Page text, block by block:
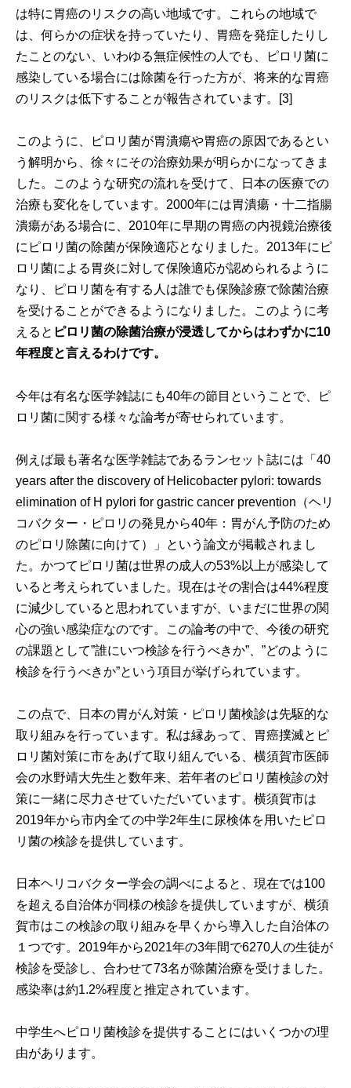
は特に胃癌のリスクの高い地域です。これらの地域で
は、何らかの症状を持っていたり、胃癌を発症したりし
たことのない、いわゆる無症候性の人でも、ピロリ菌に
感染している場合には除菌を行った方が、将来的な胃癌
のリスクは低下することが報告されています。[3]
このように、ピロリ菌が胃潰瘍や胃癌の原因であるとい
う解明から、徐々にその治療効果が明らかになってきま
した。このような研究の流れを受けて、日本の医療での
治療も変化をしています。2000年には胃潰瘍・十二指腸
潰瘍がある場合に、2010年に早期の胃癌の内視鏡治療後
にピロリ菌の除菌が保険適応となりました。2013年にピ
ロリ菌による胃炎に対して保険適応が認められるように
なり、ピロリ菌を有する人は誰でも保険診療で除菌治療
を受けることができるようになりました。このように考
えると ピロリ菌の除菌治療が浸透してからはわずかに10
年程度と言えるわけです。
今年は有名な医学雑誌にも40年の節目ということで、ピ
ロリ菌に関する様々な論考が寄せられています。
例えば最も著名な医学雑誌であるランセット誌には「40
years after the discovery of Helicobacter pylori: towards
elimination of H pylori for gastric cancer prevention（ヘリ
コバクター・ピロリの発見から40年：胃がん予防のため
のピロリ除菌に向けて）」という論文が掲載されまし
た。かつてピロリ菌は世界の成人の53%以上が感染して
いると考えられていました。現在はその割合は44%程度
に減少していると思われていますが、いまだに世界の関
心の強い感染症なのです。この論考の中で、今後の研究
の課題として”誰にいつ検診を行うべきか”、”どのように
検診を行うべきか”という項目が挙げられています。
この点で、日本の胃がん対策・ピロリ菌検診は先駆的な
取り組みを行っています。私は縁あって、胃癌撲滅とピ
ロリ菌対策に市をあげて取り組んでいる、横須賀市医師
会の水野靖大先生と数年来、若年者のピロリ菌検診の対
策に一緒に尽力させていただいています。横須賀市は
2019年から市内全ての中学2年生に尿検体を用いたピロ
リ菌の検診を提供しています。
日本ヘリコバクター学会の調べによると、現在では100
を超える自治体が同様の検診を提供していますが、横須
賀市はこの検診の取り組みを早くから導入した自治体の
１つです。2019年から2021年の3年間で6270人の生徒が
検診を受診し、合わせて73名が除菌治療を受けました。
感染率は約1.2%程度と推定されています。
中学生へピロリ菌検診を提供することにはいくつかの理
由があります。